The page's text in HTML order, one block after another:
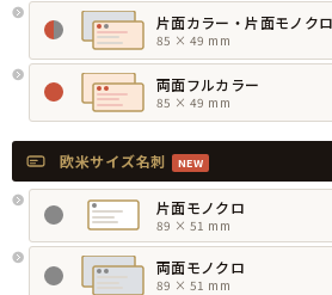
片面カラー・片面モノクロ
85 × 49 mm
両面フルカラー
85 × 49 mm
欧米サイズ名刺 NEW
片面モノクロ
89 × 51 mm
両面モノクロ
89 × 51 mm